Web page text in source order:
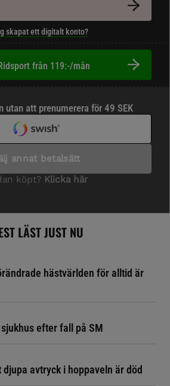
skapat ett digitalt konto?
från 119:-/mån
LÄST JUST NU
hästvärlden för alltid är
efter fall på SM
djupa avtryck i hoppaveln är död